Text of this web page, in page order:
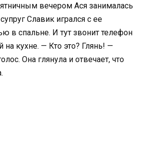
вечером Ася занималась
Славик игрался с ее
в спальне. И тут звонит телефон
кухне. — Кто это? Глянь! —
Она глянула и отвечает, что